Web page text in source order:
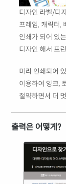
디자인 라벨/디
프레임, 캐릭터,
인쇄가 되어 있
디자인 해서 프
미리 인쇄되어
이용하여 잉크,
절약하면서 더
출력은 어떻게?